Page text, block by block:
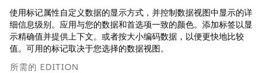
使用标记属性自定义数据的显示方式，并控制数据视图中显示的详
细信息级别。应用与您的数据和首选项一致的颜色。添加标签以显
示精确值并提供上下文。或者按大小编码数据，以便更快地比较
值。可用的标记取决于您选择的数据视图。
所需的 EDITION